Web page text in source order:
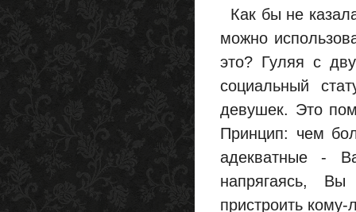
Как бы не
можно
это? Гуляя с
социальный
девушек. Это
Принцип: чем
адекватные -
напрягаясь,
пристроить